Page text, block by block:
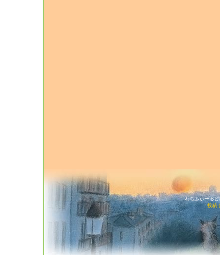
わちふぃーる
投稿